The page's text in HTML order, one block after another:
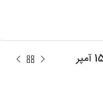
بیمتال کره ای LS برای کنتاکتور 130 الی 150 آمپر